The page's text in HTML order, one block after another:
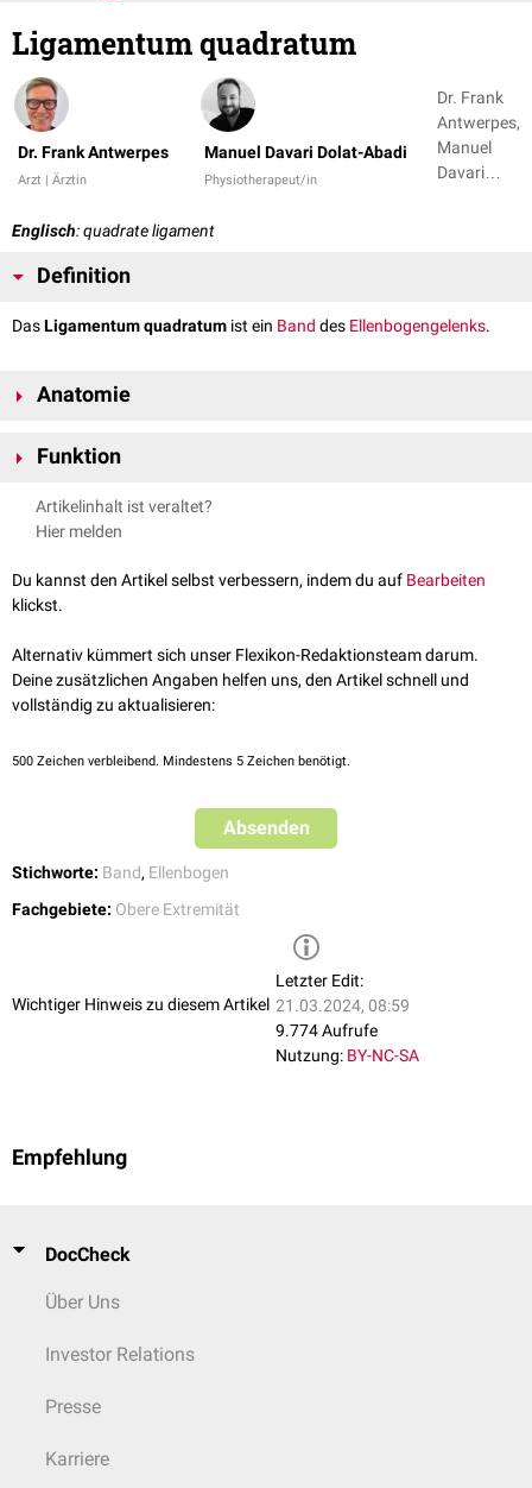
Ligamentum quadratum
Dr. Frank Antwerpes
Arzt | Ärztin
Manuel Davari Dolat-Abadi
Physiotherapeut/in
Dr. Frank
Antwerpes,
Manuel
Davari
Englisch: quadrate ligament
Definition
DasLigamentum quadratum ist ein Band des Ellenbogengelenks.
Anatomie
Faserzug, der am unteren Rand der
Ligamentum anulare radiiverstärkt.
Funktion
Das Ligamentum quadratum verstärkt den unteren Teil der
des Ellenbogengelenks. Es stabilisiert das Ellenbogengelenk, indem es
übertriebene Supination verhindert.
Artikelinhalt ist veraltet?
Hier melden
Du kannst den Artikel selbst verbessern, indem du auf Bearbeiten
klickst.
Alternativ kümmert sich unser Flexikon-Redaktionsteam darum.
Deine zusätzlichen Angaben helfen uns, den Artikel schnell und
vollständig zu aktualisieren:
500 Zeichen verbleibend. Mindestens 5 Zeichen benötigt.
Absenden
Stichworte: Band, Ellenbogen
Fachgebiete: Obere Extremität
Wichtiger Hinweis zu diesem Artikel
Letzter Edit:
21.03.2024, 08:59
9.774 Aufrufe
Nutzung: BY-NC-SA
Empfehlung
DocCheck
Über Uns
Investor Relations
Presse
Karriere